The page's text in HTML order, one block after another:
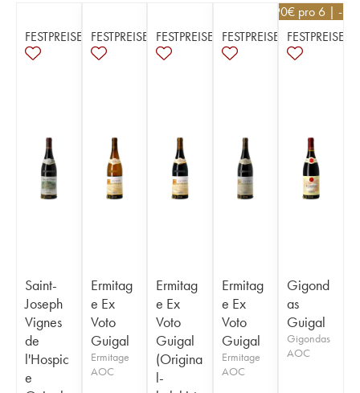
FESTPREISE
Saint-
Joseph
Vignes
de
l'Hospic
e
FESTPREISE
Ermitag
e Ex
Voto
Guigal
Ermitage
AOC
FESTPREISE
Ermitag
e Ex
Voto
Guigal
(Origina
l-
FESTPREISE
Ermitag
e Ex
Voto
Guigal
Ermitage
AOC
18,90€ pro 6 | -
FESTPREISE
Gigond
as
Guigal
Gigondas
AOC